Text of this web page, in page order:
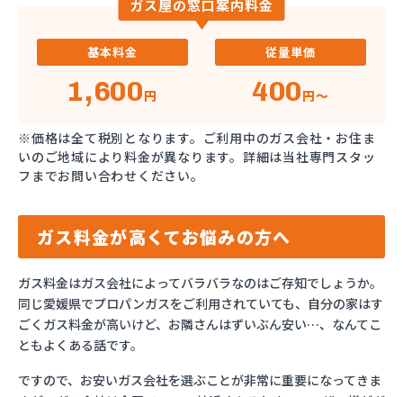
ガス屋の窓口案内料金
基本料金
1,600円
従量単価
400円～
※価格は全て税別となります。ご利用中のガス会社・お住ま
いのご地域により料金が異なります。詳細は当社専門スタッ
フまでお問い合わせください。
ガス料金が高くてお悩みの方へ
ガス料金はガス会社によってバラバラなのはご存知でしょうか。
同じ愛媛県でプロパンガスをご利用されていても、自分の家はす
ごくガス料金が高いけど、お隣さんはずいぶん安い…、なんてこ
ともよくある話です。
ですので、お安いガス会社を選ぶことが非常に重要になってきま